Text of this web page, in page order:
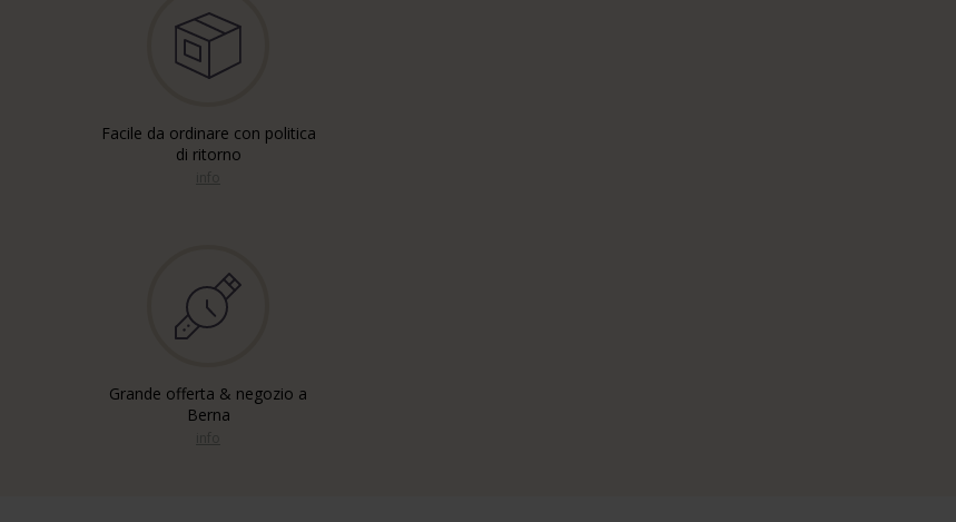
Facile da ordinare con politica
di ritorno
Grande offerta & negozio a
Berna